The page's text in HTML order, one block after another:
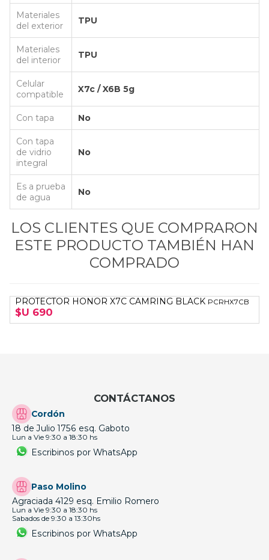
Materiales
del exterior
TPU
Materiales
del interior
TPU
Celular
compatible
X7c / X6B 5g
Con tapa No
Con tapa
de vidrio
integral
No
Es a prueba
de agua
No
LOS CLIENTES QUE COMPRARON
ESTE PRODUCTO TAMBIÉN HAN
COMPRADO
PROTECTOR HONOR X7C CAMRING BLACK PCRHX7CB
$U 690
CONTÁCTANOS
Cordón
18 de Julio 1756 esq. Gaboto
Lun a Vie 9:30 a 18:30 hs
Escribinos por WhatsApp
Paso Molino
Agraciada 4129 esq. Emilio Romero
Lun a Vie 9:30 a 18:30 hs
Sabados de 9:30 a 13:30hs
Escribinos por WhatsApp